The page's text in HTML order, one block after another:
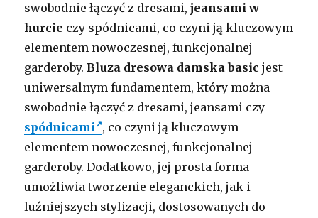
swobodnie łączyć z dresami,jeansami w
hurcie czy spódnicami, co czyni ją kluczowym
elementem nowoczesnej, funkcjonalnej
garderoby.Bluza dresowa damska basic jest
uniwersalnym fundamentem, który można
swobodnie łączyć z dresami, jeansami czy
spódnicami , co czyni ją kluczowym
elementem nowoczesnej, funkcjonalnej
garderoby. Dodatkowo, jej prosta forma
umożliwia tworzenie eleganckich, jak i
luźniejszych stylizacji, dostosowanych do